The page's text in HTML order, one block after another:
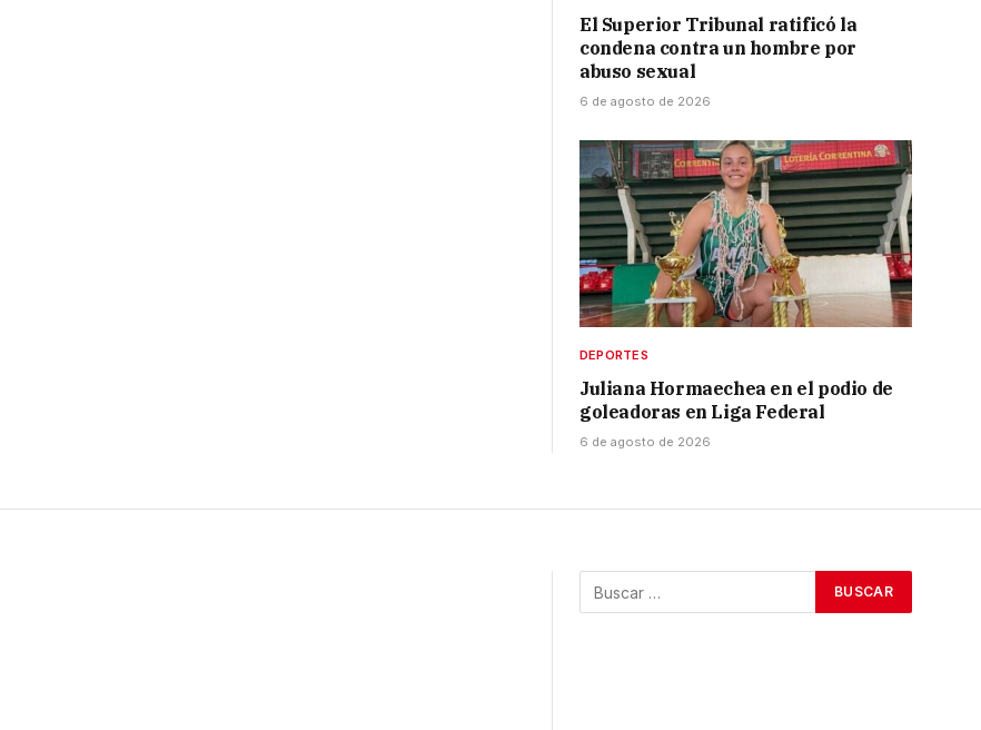
El Superior Tribunal ratificó la
condena contra un hombre por
abuso sexual
6 de agosto de 2026
DEPORTES
Juliana Hormaechea en el podio de
goleadoras en Liga Federal
6 de agosto de 2026